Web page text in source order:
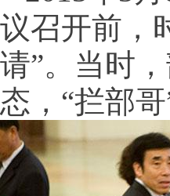
议召开前，
请”。当时
态，“拦部